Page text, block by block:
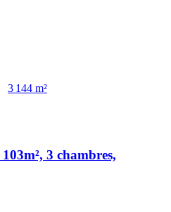
3 144 m²
3 chambres,